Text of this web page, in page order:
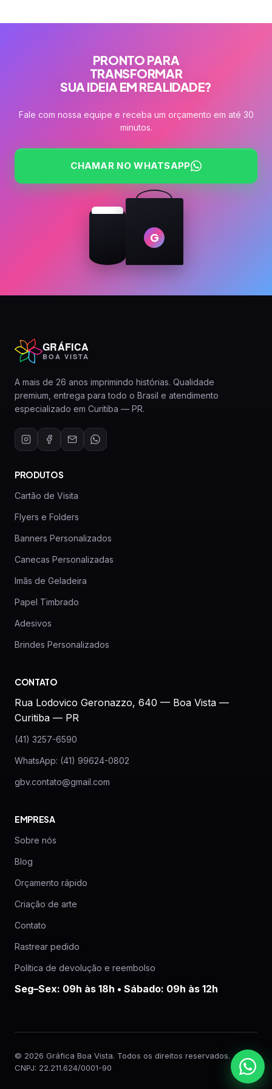
PRONTO PARA
TRANSFORMAR
SUA IDEIA EM REALIDADE?
Fale com nossa equipe e receba um orçamento em até 30
minutos.
CHAMAR NO WHATSAPP
G
GRÁFICA
BOA VISTA
A mais de 26 anos imprimindo histórias. Qualidade
premium, entrega para todo o Brasil e atendimento
especializado em Curitiba — PR.
PRODUTOS
Cartão de Visita
Flyers e Folders
Banners Personalizados
Canecas Personalizadas
Imãs de Geladeira
Papel Timbrado
Adesivos
Brindes Personalizados
CONTATO
Rua Lodovico Geronazzo, 640 — Boa Vista —
Curitiba — PR
(41) 3257-6590
WhatsApp: (41) 99624-0802
gbv.contato@gmail.com
EMPRESA
Sobre nós
Blog
Orçamento rápido
Criação de arte
Contato
Rastrear pedido
Política de devolução e reembolso
Seg–Sex: 09h às 18h • Sábado: 09h às 12h
© 2026 Gráfica Boa Vista. Todos os direitos reservados.
CNPJ: 22.211.624/0001-90